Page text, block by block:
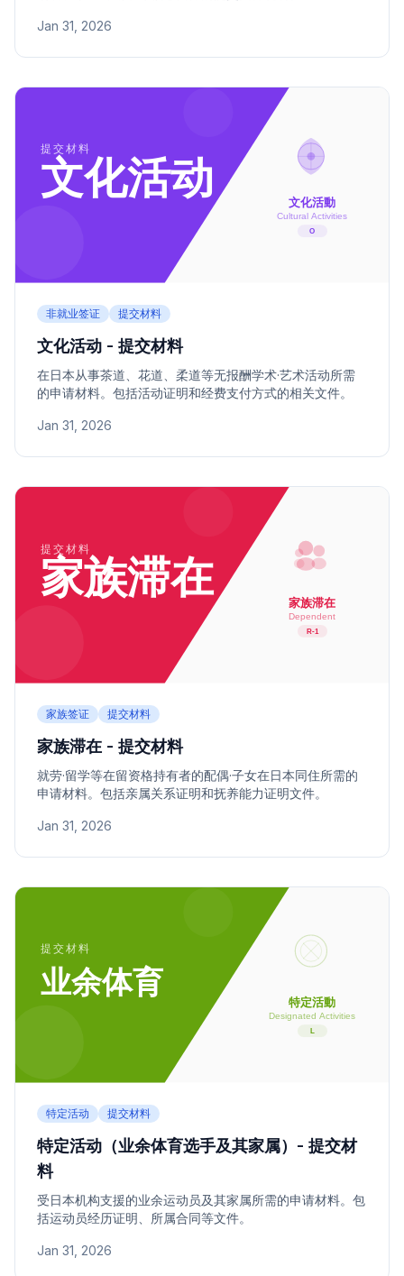
Jan 31, 2026
非就业签证 提交材料
文化活动 - 提交材料
在日本从事茶道、花道、柔道等无报酬学术·艺术活动所需
的申请材料。包括活动证明和经费支付方式的相关文件。
Jan 31, 2026
家族签证 提交材料
家族滞在 - 提交材料
就劳·留学等在留资格持有者的配偶·子女在日本同住所需的
申请材料。包括亲属关系证明和抚养能力证明文件。
Jan 31, 2026
特定活动 提交材料
特定活动（业余体育选手及其家属）- 提交材
料
受日本机构支援的业余运动员及其家属所需的申请材料。包
括运动员经历证明、所属合同等文件。
Jan 31, 2026